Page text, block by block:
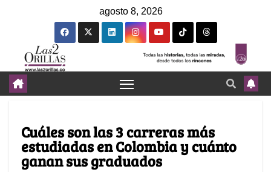
agosto 8, 2026
Cuáles son las 3 carreras más
estudiadas en Colombia y cuánto
ganan sus graduados